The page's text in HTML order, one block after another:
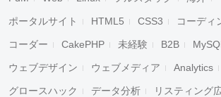
ポータルサイト HTML5 CSS3 コーディ
コーダー CakePHP 未経験 B2B
ウェブデザイン ウェブメディア Analytics
グロースハック データ分析 リスティング